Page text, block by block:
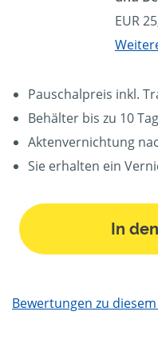
EUR
Pauschalpreis inkl.
Behälter bis zu 10
Aktenvernichtung
Sie erhalten ein
In
Bewertungen zu